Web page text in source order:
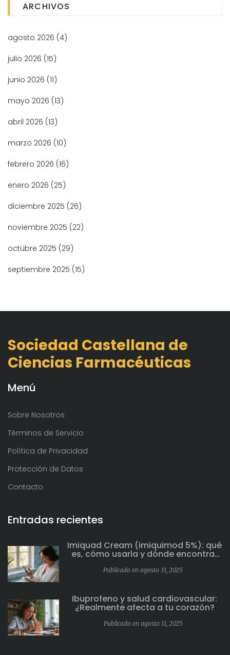
ARCHIVOS
agosto 2026 (4)
julio 2026 (15)
junio 2026 (11)
mayo 2026 (13)
abril 2026 (13)
marzo 2026 (10)
febrero 2026 (16)
enero 2026 (25)
diciembre 2025 (26)
noviembre 2025 (22)
octubre 2025 (29)
septiembre 2025 (15)
Sociedad Castellana de
Ciencias Farmacéuticas
Menú
Sobre Nosotros
Términos de Servicio
Política de Privacidad
Protección de Datos
Contacto
Entradas recientes
Imiquad Cream (imiquimod 5%): qué
es, cómo usarla y dónde encontrar
Publicado en agosto 31, 2025
Ibuprofeno y salud cardiovascular:
¿Realmente afecta a tu corazón?
Publicado en agosto 11, 2025